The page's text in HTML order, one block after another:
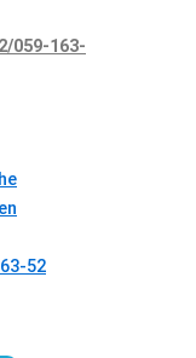
059-163-
52